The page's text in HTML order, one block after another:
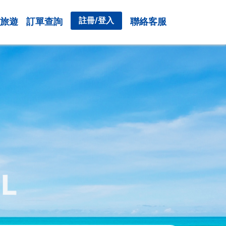
遊 訂單查詢 註冊/登入 聯絡客服